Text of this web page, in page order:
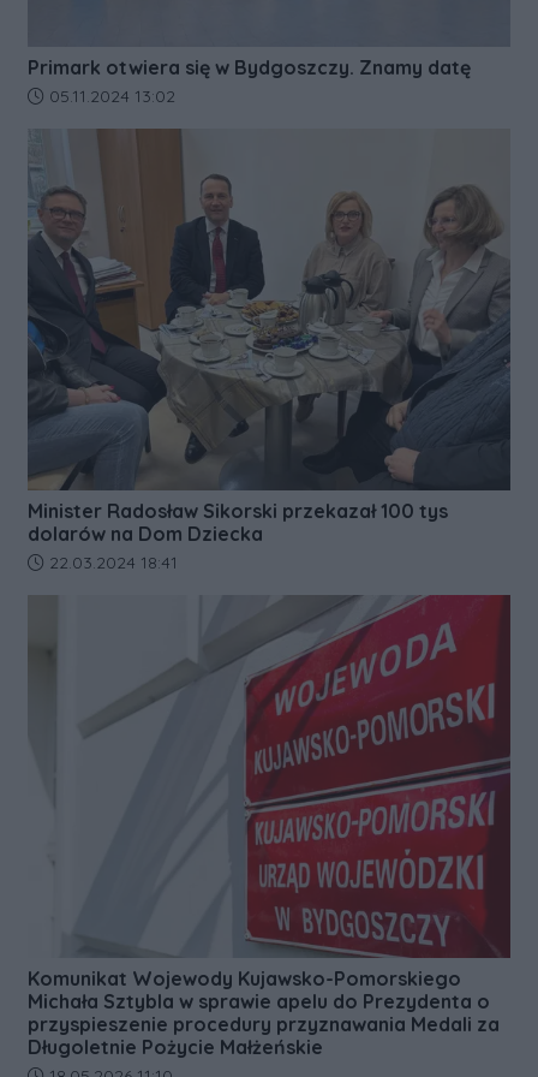
Primark otwiera się w Bydgoszczy. Znamy datę
Data dodania artykułu:
05.11.2024 13:02
Minister Radosław Sikorski przekazał 100 tys
dolarów na Dom Dziecka
Data dodania artykułu:
22.03.2024 18:41
Komunikat Wojewody Kujawsko-Pomorskiego
Michała Sztybla w sprawie apelu do Prezydenta o
przyspieszenie procedury przyznawania Medali za
Długoletnie Pożycie Małżeńskie